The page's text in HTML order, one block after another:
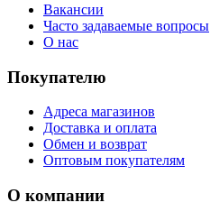
Вакансии
Часто задаваемые вопросы
О нас
Покупателю
Адреса магазинов
Доставка и оплата
Обмен и возврат
Оптовым покупателям
О компании